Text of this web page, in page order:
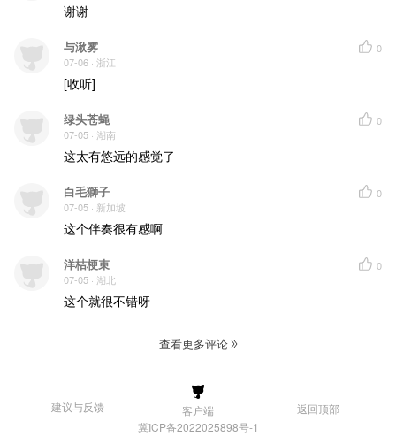
谢谢
与湫雾
07-06 · 浙江
0
[收听]
绿头苍蝇
07-05 · 湖南
0
这太有悠远的感觉了
白毛獅子
07-05 · 新加坡
0
这个伴奏很有感啊
洋桔梗束
07-05 · 湖北
0
这个就很不错呀
查看更多评论
建议与反馈 客户端
返回顶部
冀ICP备2022025898号-1